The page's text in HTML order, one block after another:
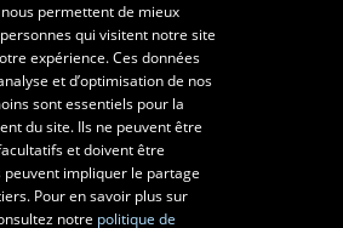
du territoire et de développement
et développement
permettent de mieux
qui visitent notre site
expérience. Ces données
et d’optimisation de nos
sont essentiels pour la
du site. Ils ne peuvent être
et doivent être
peuvent impliquer le partage
Pour en savoir plus sur
notre politique de